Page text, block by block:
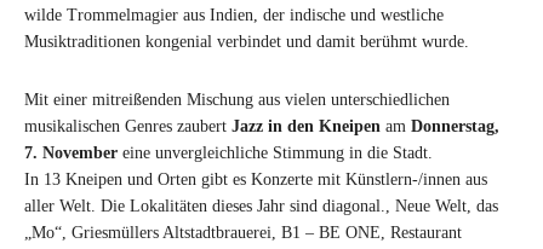
wilde Trommelmagier aus Indien, der indische und westliche
Musiktraditionen kongenial verbindet und damit berühmt wurde.
Mit einer mitreißenden Mischung aus vielen unterschiedlichen
musikalischen Genres zaubert Jazz in den Kneipen am Donnerstag,
7. November eine unvergleichliche Stimmung in die Stadt.
In 13 Kneipen und Orten gibt es Konzerte mit Künstlern-/innen aus
aller Welt. Die Lokalitäten dieses Jahr sind diagonal., Neue Welt, das
„Mo“, Griesmüllers Altstadtbrauerei, B1 – BE ONE, Restaurant